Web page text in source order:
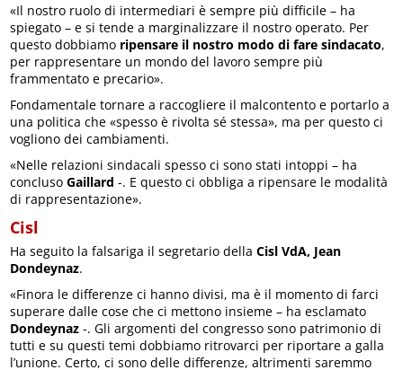
«Il nostro ruolo di intermediari è sempre più difficile – ha
spiegato – e si tende a marginalizzare il nostro operato. Per
questo dobbiamo ripensare il nostro modo di fare sindacato,
per rappresentare un mondo del lavoro sempre più
frammentato e precario».
Fondamentale tornare a raccogliere il malcontento e portarlo a
una politica che «spesso è rivolta sé stessa», ma per questo ci
vogliono dei cambiamenti.
«Nelle relazioni sindacali spesso ci sono stati intoppi – ha
conclusoGaillard -. E questo ci obbliga a ripensare le modalità
di rappresentazione».
Cisl
Ha seguito la falsariga il segretario dellaCisl VdA, Jean
Dondeynaz.
«Finora le differenze ci hanno divisi, ma è il momento di farci
superare dalle cose che ci mettono insieme – ha esclamato
Dondeynaz -. Gli argomenti del congresso sono patrimonio di
tutti e su questi temi dobbiamo ritrovarci per riportare a galla
l’unione. Certo, ci sono delle differenze, altrimenti saremmo